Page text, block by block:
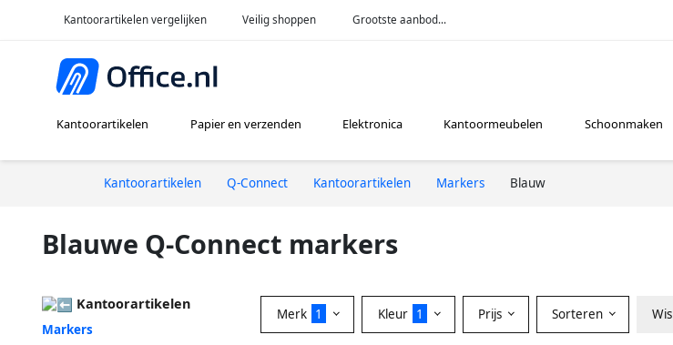
Kantoorartikelen vergelijken Veilig shoppen Grootste aanbod...
Kantoorartikelen Papier en verzenden Elektronica Kantoormeubelen Schoonmaken
Kantoorartikelen Q-Connect Kantoorartikelen Markers Blauw
Blauwe Q-Connect markers
Kantoorartikelen
Markers
Merk 1 Kleur 1 Prijs Sorteren Wis